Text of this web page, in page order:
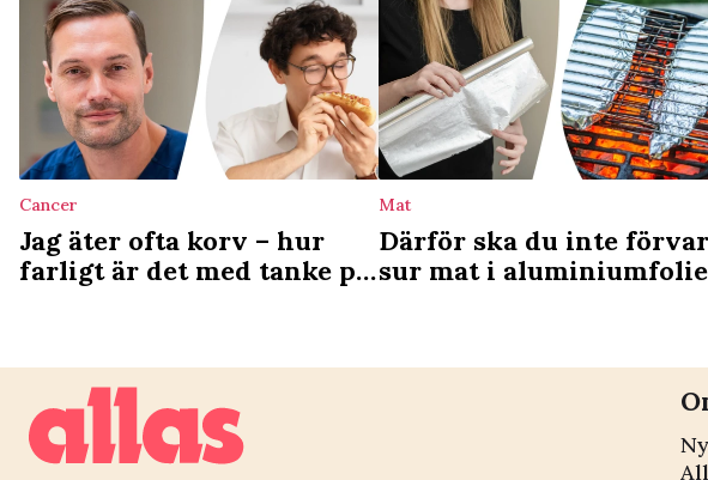
Cancer
Jag äter ofta korv – hur
farligt är det med tanke på
Mat
Därför ska du inte
sur mat i aluminiumfolie